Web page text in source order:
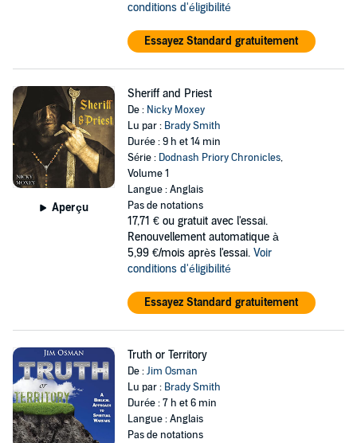
conditions d'éligibilité
Essayez Standard gratuitement
Aperçu
Sheriff and Priest
De : Nicky Moxey
Lu par : Brady Smith
Durée : 9 h et 14 min
Série : Dodnash Priory Chronicles,
Volume 1
Langue : Anglais
Pas de notations
17,71 € ou gratuit avec l'essai.
Renouvellement automatique à
5,99 €/mois après l'essai. Voir
conditions d'éligibilité
Essayez Standard gratuitement
Truth or Territory
De :Jim Osman
Lu par : Brady Smith
Durée : 7 h et 6 min
Langue : Anglais
Pas de notations